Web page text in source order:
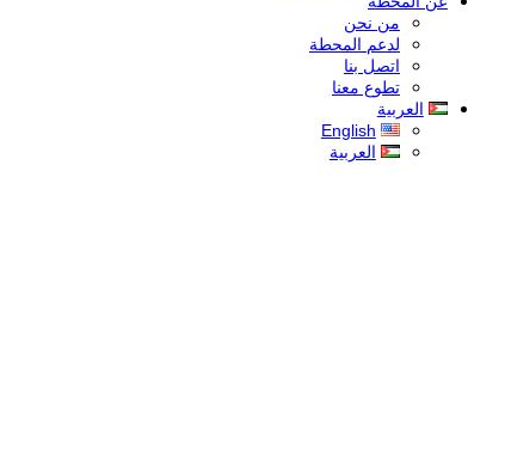
من نحن
لدعم المحطة
اتصل بنا
تطوع معنا
العربية
English
العربية